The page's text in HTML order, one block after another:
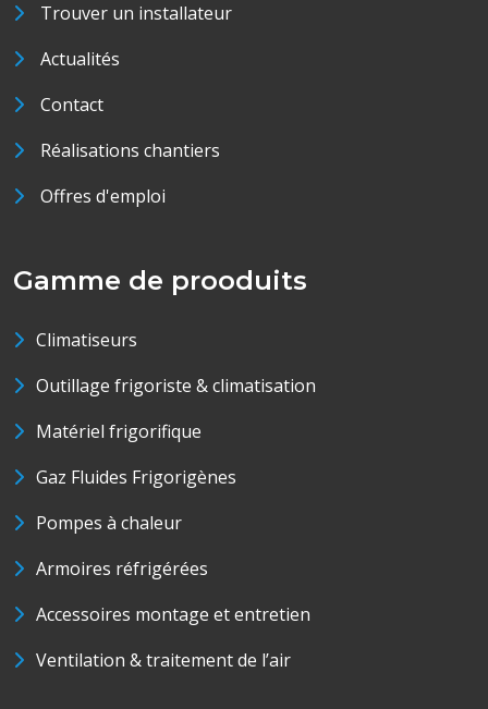
Trouver un installateur
Actualités
Contact
Réalisations chantiers
Offres d'emploi
Gamme de prooduits
Climatiseurs
Outillage frigoriste & climatisation
Matériel frigorifique
Gaz Fluides Frigorigènes
Pompes à chaleur
Armoires réfrigérées
Accessoires montage et entretien
Ventilation & traitement de l’air